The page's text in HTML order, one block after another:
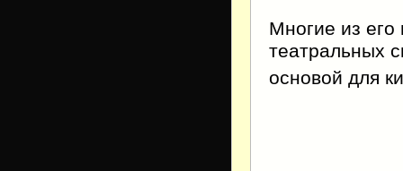
Многие из его
театральных
основой для